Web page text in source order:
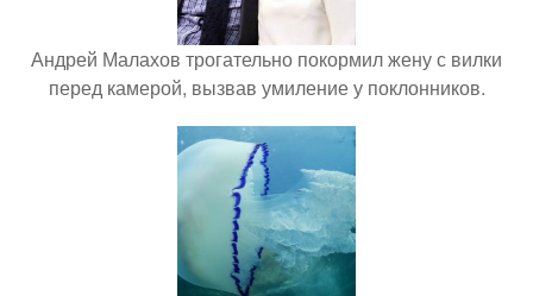
Андрей Малахов трогательно покормил жену с вилки
перед камерой, вызвав умиление у поклонников.